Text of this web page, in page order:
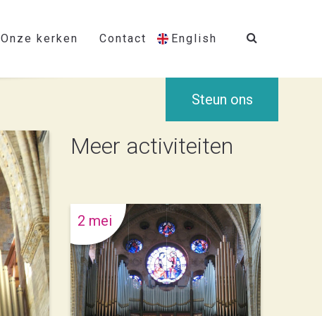
Onze kerken Contact English
Steun ons
Meer activiteiten
2 mei